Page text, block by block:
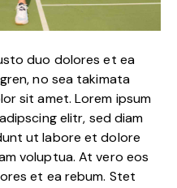
duo dolores et ea
no sea takimata
sit amet. Lorem ipsum
elitr, sed diam
ut labore et dolore
voluptua. At vero eos
et ea rebum. Stet